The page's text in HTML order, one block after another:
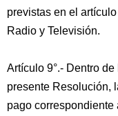
previstas en el
Radio y Televisión.
Artículo 9°.- Dentro
presente Resolución,
pago